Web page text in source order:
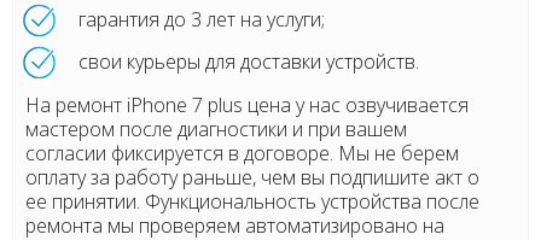
гарантия до 3 лет на услуги;
свои курьеры для доставки устройств.
На ремонт iPhone 7 plus цена у нас озвучивается
мастером после диагностики и при вашем
согласии фиксируется в договоре. Мы не берем
оплату за работу раньше, чем вы подпишите акт о
ее принятии. Функциональность устройства после
ремонта мы проверяем автоматизировано на